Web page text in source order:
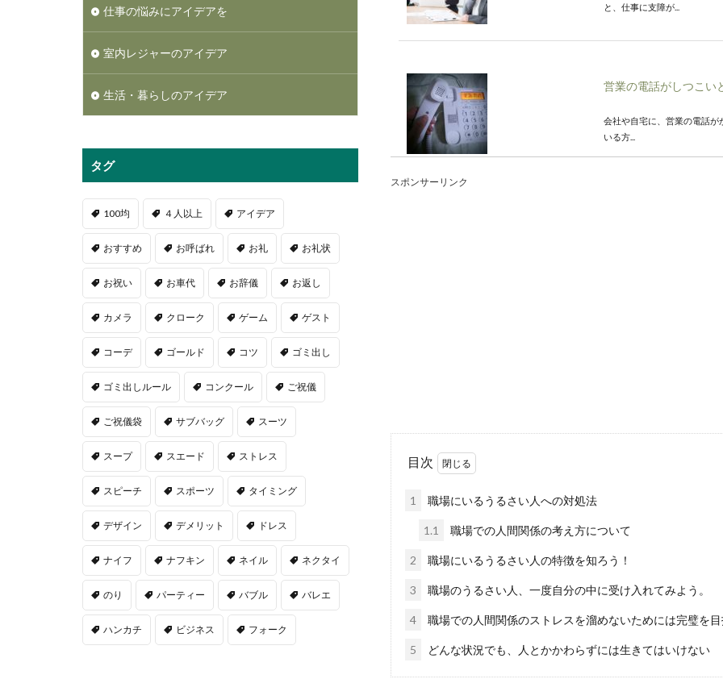
と、仕事に支障が...
営業の電話がしつこい
会社や自宅に、営業の電話が
いる方...
学校の講師を辞めたい
学校の講師を辞めたいと持
護者だ...
人生の失敗は大学受験
人生における失敗は誰にで
それが「人生の...
スポンサーリンク
目次
1 職場にいるうるさい人への対処法
1.1 職場での人間関係の考え方について
2 職場にいるうるさい人の特徴を知ろう！
3 職場のうるさい人、一度自分の中に受け入れてみよう。
4 職場での人間関係のストレスを溜めないためには完璧を
5 どんな状況でも、人とかかわらずには生きてはいけない
仕事の悩みにアイデアを
室内レジャーのアイデア
生活・暮らしのアイデア
タグ
100均 ４人以上 アイデア
おすすめ お呼ばれ お礼 お礼状
お祝い お車代 お辞儀 お返し
カメラ クローク ゲーム ゲスト
コーデ ゴールド コツ ゴミ出し
ゴミ出しルール コンクール ご祝儀
ご祝儀袋 サブバッグ スーツ
スープ スエード ストレス
スピーチ スポーツ タイミング
デザイン デメリット ドレス
ナイフ ナフキン ネイル ネクタイ
のり パーティー バブル バレエ
ハンカチ ビジネス フォーク